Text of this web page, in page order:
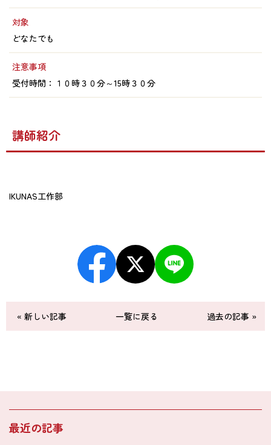
対象
どなたでも
注意事項
受付時間：１０時３０分～15時３０分
講師紹介
IKUNAS工作部
« 新しい記事 一覧に戻る 過去の記事 »
最近の記事